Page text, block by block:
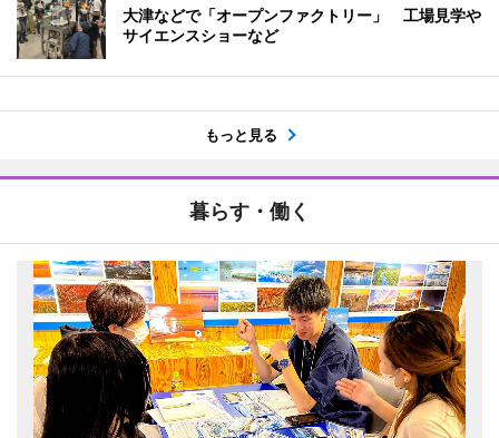
大津などで「オープンファクトリー」 工場見学や
サイエンスショーなど
もっと見る
暮らす・働く